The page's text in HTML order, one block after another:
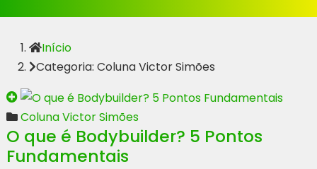
Início
Categoria: Coluna Victor Simões
Coluna Victor Simões
O que é Bodybuilder? 5 Pontos
Fundamentais